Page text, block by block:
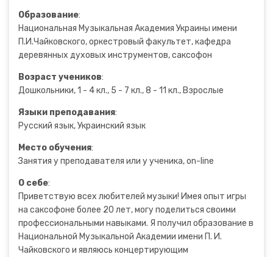
Образование:
Национальная Музыкальная Академия Украины имени
П.И.Чайковского, оркестровый факультет, кафедра
деревянных духовых инструментов, саксофон
Возраст учеников:
Дошкольники, 1 - 4 кл., 5 - 7 кл., 8 - 11 кл., Взрослые
Языки преподавания:
Русский язык, Украинский язык
Место обучения:
Занятия у преподавателя или у ученика, on-line
О себе:
Приветствую всех любителей музыки! Имея опыт игры
на саксофоне более 20 лет, могу поделиться своими
профессиональными навыками. Я получил образование в
Национальной Музыкальной Академии имени П. И.
Чайковского и являюсь концертирующим